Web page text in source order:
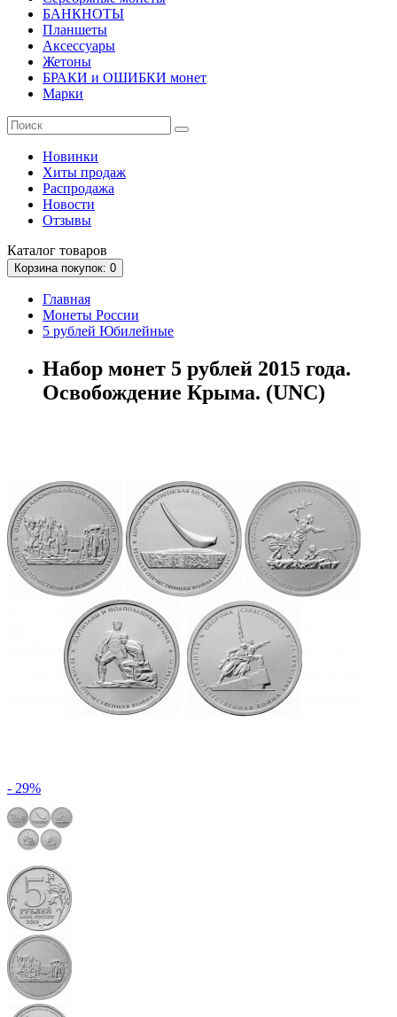
БАНКНОТЫ
Планшеты
Аксессуары
Жетоны
БРАКИ и ОШИБКИ монет
Марки
Новинки
Хиты продаж
Распродажа
Новости
Отзывы
Каталог товаров
Корзинапокупок: 0
Главная
Монеты России
5 рублей Юбилейные
Набор монет 5 рублей 2015 года.
Освобождение Крыма. (UNC)
- 29%